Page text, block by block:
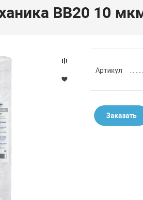
BB20 10
Артикул
Заказать